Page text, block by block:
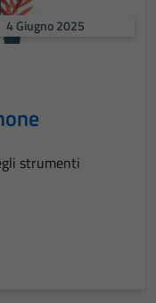
4 Giugno 2025
strumenti